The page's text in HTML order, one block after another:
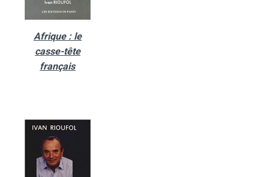
Afrique : le
casse-tête
français